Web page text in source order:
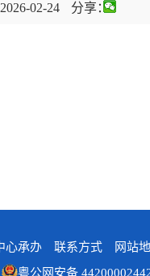
02-24 分享：
心承办 联系方式
网站
粤公网安备